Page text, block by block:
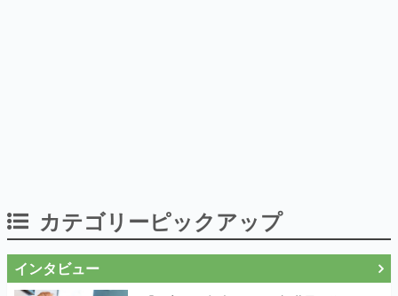
「現実より意味のある仮想世界を作る」
──『EVE Online』の生みの親が18年掲げ